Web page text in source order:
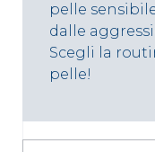
pelle
dalle
Scegli la
pelle!